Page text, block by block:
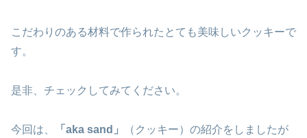
こだわりのある材料で作られたとても美味しいクッキーで
す。
是非、チェックしてみてください。
今回は、 「aka sand」
（クッキー）の紹介をしましたが